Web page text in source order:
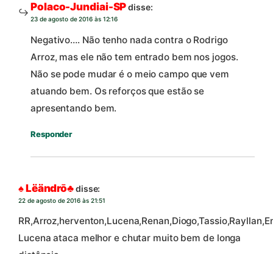
Polaco-Jundiai-SPdisse:
23 de agosto de 2016 às 12:16
Negativo…. Não tenho nada contra o Rodrigo
Arroz, mas ele não tem entrado bem nos jogos.
Não se pode mudar é o meio campo que vem
atuando bem. Os reforços que estão se
apresentando bem.
Responder
♠ Lëändrō♣disse:
22 de agosto de 2016 às 21:51
Lucena ataca melhor e chutar muito bem de longa